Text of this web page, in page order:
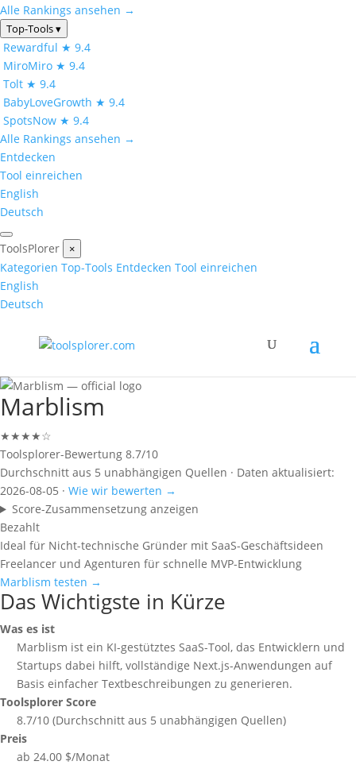
Alle Rankings ansehen →
Top-Tools▾
Rewardful ★ 9.4
MiroMiro ★ 9.4
Tolt ★ 9.4
BabyLoveGrowth ★ 9.4
SpotsNow ★ 9.4
Alle Rankings ansehen →
Entdecken
Tool einreichen
English
Deutsch
ToolsPlorer ×
Kategorien Top-Tools Entdecken Tool einreichen
English
Deutsch
Marblism
★★★★☆
Toolsplorer-Bewertung 8.7/10
Durchschnitt aus 5 unabhängigen Quellen · Daten aktualisiert:
2026-08-05 · Wie wir bewerten →
Score-Zusammensetzung anzeigen
Bezahlt
Ideal für Nicht-technische Gründer mit SaaS-Geschäftsideen
Freelancer und Agenturen für schnelle MVP-Entwicklung
Marblism testen →
Das Wichtigste in Kürze
Was es ist
Marblism ist ein KI-gestütztes SaaS-Tool, das Entwicklern und
Startups dabei hilft, vollständige Next.js-Anwendungen auf
Basis einfacher Textbeschreibungen zu generieren.
Toolsplorer Score
8.7/10 (Durchschnitt aus 5 unabhängigen Quellen)
Preis
ab 24.00 $/Monat